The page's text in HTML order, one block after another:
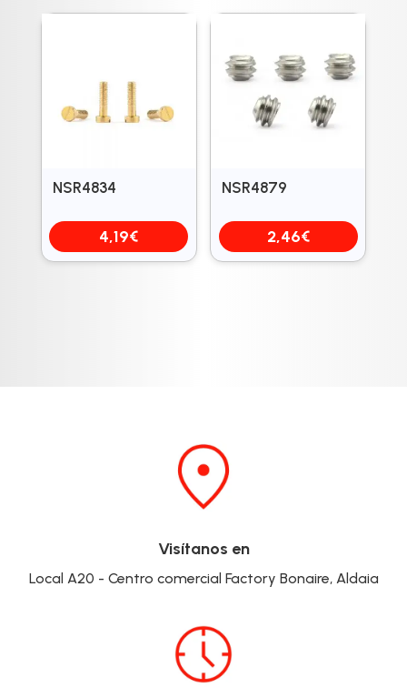
NSR4834
4,19€
NSR4879
2,46€
Visítanos en
Local A20 - Centro comercial Factory Bonaire, Aldaia